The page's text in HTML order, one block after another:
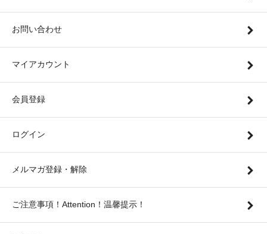
お問い合わせ
マイアカウント
会員登録
ログイン
メルマガ登録・解除
ご注意事項！Attention！温馨提示！